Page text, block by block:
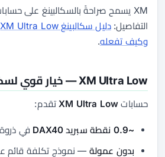
التفاصيل:دليل سكالبينغ XM Ultra Low
وكيف تفعله.
XM Ultra Low — خيار قوي لسكالبينغ DAX40
حسابات XM Ultra Lowتقدم:
~0.9 نقطة سبريد DAX40
في
بدون عمولة — نموذج تكلفة قائم